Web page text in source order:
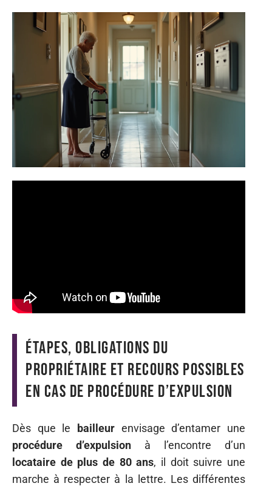
Étapes, obligations du
propriétaire et recours possibles
en cas de procédure d’expulsion
Dès que le bailleur envisage d’entamer une
procédure d’expulsion à l’encontre d’un
locataire de plus de 80 ans, il doit suivre une
marche à respecter à la lettre. Les différentes